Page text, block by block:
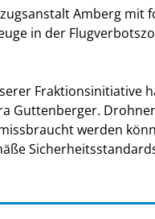
Amberg mit
in der
Fraktionsinitiative
Guttenberger.
werden